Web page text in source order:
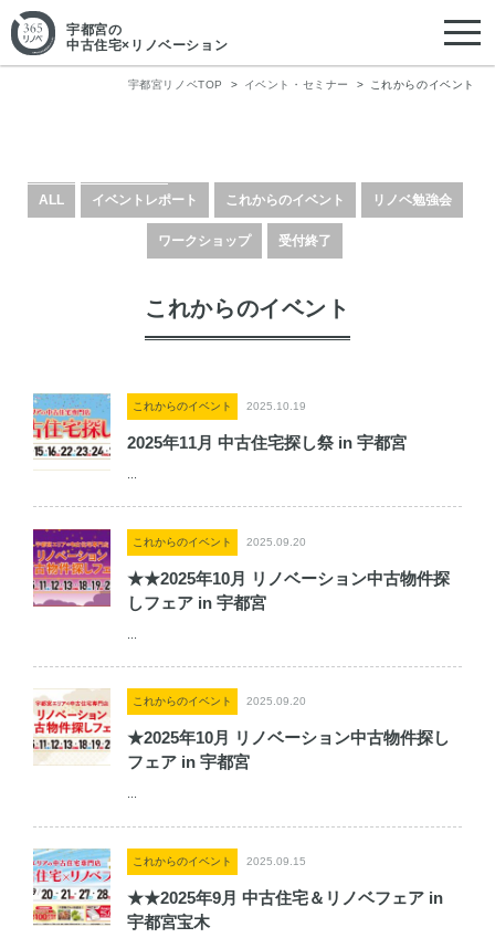
宇都宮の
中古住宅×リノベーション
宇都宮リノベTOP イベント・セミナー これからのイベント
ALL イベントレポート これからのイベント リノベ勉強会
ワークショップ 受付終了
これからのイベント
これからのイベント 2025.10.19
2025年11月 中古住宅探し祭 in 宇都宮
これからのイベント 2025.09.20
★★2025年10月 リノベーション中古物件探
しフェア in 宇都宮
これからのイベント 2025.09.20
★2025年10月 リノベーション中古物件探し
フェア in 宇都宮
...
これからのイベント 2025.09.15
★★2025年9月 中古住宅＆リノベフェア in
宇都宮宝木